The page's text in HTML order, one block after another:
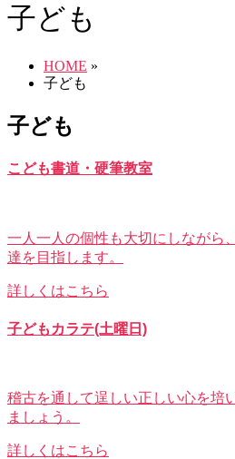
子ども
HOME »
子ども
子ども
こども書道・硬筆教室
一人一人の個性も大切にしながら
達を目指します。
詳しくはこちら
子どもカラテ(土曜日)
稽古を通して逞しい正しい心を培
ましょう。
詳しくはこちら